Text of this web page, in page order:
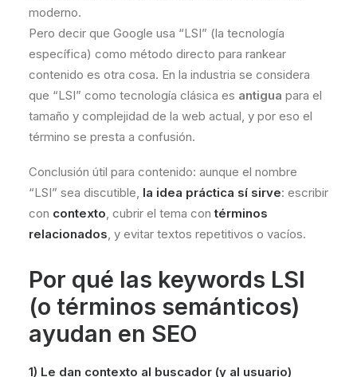
moderno.
Pero decir que Google usa “LSI” (la tecnología
específica) como método directo para rankear
contenido es otra cosa. En la industria se considera
que “LSI” como tecnología clásica es antigua para el
tamaño y complejidad de la web actual, y por eso el
término se presta a confusión.
Conclusión útil para contenido: aunque el nombre
“LSI” sea discutible, la idea práctica sí sirve: escribir
con contexto, cubrir el tema contérminos
relacionados, y evitar textos repetitivos o vacíos.
Por qué las keywords LSI
(o términos semánticos)
ayudan en SEO
1) Le dan contexto al buscador (y al usuario)